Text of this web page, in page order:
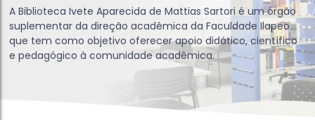
A Biblioteca Ivete Aparecida de Mattias Sartori é um órgão
suplementar da direção acadêmica da Faculdade Ilapeo
que tem como objetivo oferecer apoio didático, científico
e pedagógico à comunidade acadêmica.